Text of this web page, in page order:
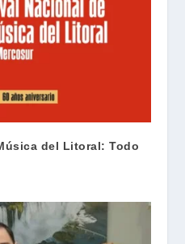
del Litoral: Todo